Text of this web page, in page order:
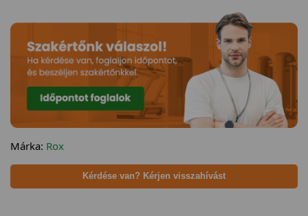
Márka: Rox
Kérdése van? Kérjen visszahívást